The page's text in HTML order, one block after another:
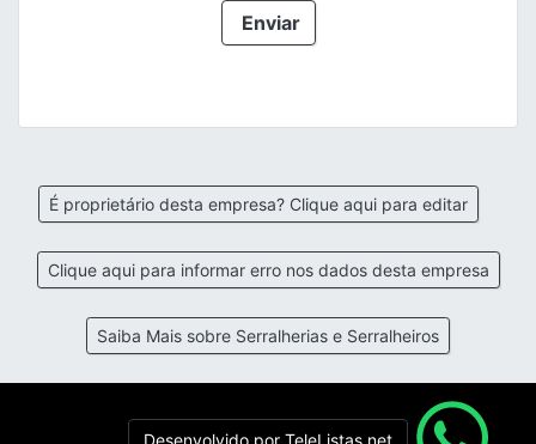
Enviar
É proprietário desta empresa? Clique aqui para editar
Clique aqui para informar erro nos dados desta empresa
Saiba Mais sobre Serralherias e Serralheiros
Desenvolvido por TeleListas.net